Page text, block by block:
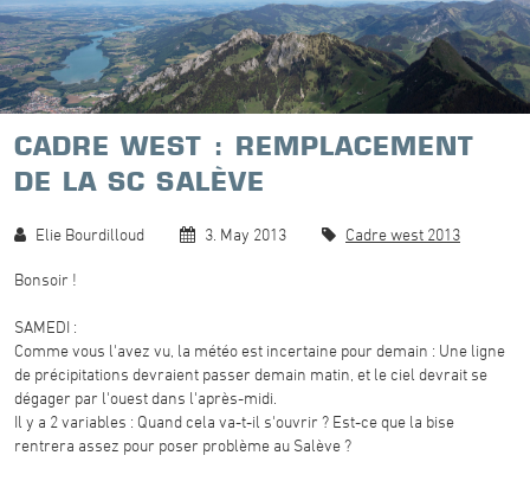
CADRE WEST : REMPLACEMENT
DE LA SC SALÈVE
Elie Bourdilloud 3. May 2013 Cadre west 2013
Bonsoir !
SAMEDI :
Comme vous l'avez vu, la météo est incertaine pour demain : Une ligne
de précipitations devraient passer demain matin, et le ciel devrait se
dégager par l'ouest dans l'après-midi.
Il y a 2 variables : Quand cela va-t-il s'ouvrir ? Est-ce que la bise
rentrera assez pour poser problème au Salève ?